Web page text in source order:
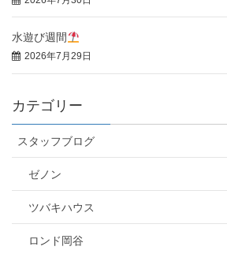
水遊び週間
2026年7月29日
カテゴリー
スタッフブログ
ゼノン
ツバキハウス
ロンド岡谷